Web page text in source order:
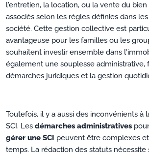
l'entretien, la location, ou la vente du bien
associés selon les règles définies dans
société. Cette gestion collective est
avantageuse pour les familles ou les
souhaitent investir ensemble dans
également une souplesse administrative,
démarches juridiques et la gestion
Toutefois, il y a aussi des inconvénients à
SCI. Les démarches administratives
gérer une SCI peuvent être complexes
temps. La rédaction des statuts nécessite